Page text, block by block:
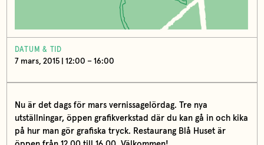
DATUM & TID
7 mars, 2015 | 12:00 – 16:00
Nu är det dags för mars vernissagelördag. Tre nya
utställningar, öppen grafikverkstad där du kan gå in och kika
på hur man gör grafiska tryck. Restaurang Blå Huset är